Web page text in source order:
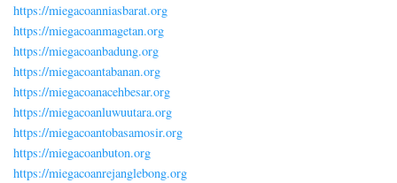
https://miegacoanniasbarat.org
https://miegacoanmagetan.org
https://miegacoanbadung.org
https://miegacoantabanan.org
https://miegacoanacehbesar.org
https://miegacoanluwuutara.org
https://miegacoantobasamosir.org
https://miegacoanbuton.org
https://miegacoanrejanglebong.org